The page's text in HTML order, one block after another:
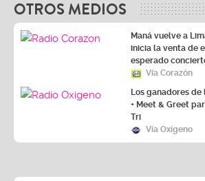
OTROS MEDIOS
Maná vuelve a
inicia la venta de
esperado
Vía Corazón
Los ganadores
+ Meet & Greet
Tri
Vía Oxígeno